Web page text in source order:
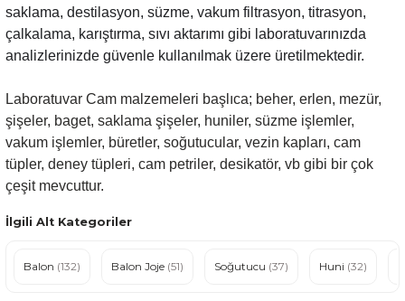
saklama, destilasyon, süzme, vakum filtrasyon, titrasyon,
çalkalama, karıştırma, sıvı aktarımı gibi laboratuvarınızda
analizlerinizde güvenle kullanılmak üzere üretilmektedir.
Laboratuvar Cam malzemeleri başlıca; beher, erlen, mezür,
şişeler, baget, saklama şişeler, huniler, süzme işlemler,
vakum işlemler, büretler, soğutucular, vezin kapları, cam
tüpler, deney tüpleri, cam petriler, desikatör, vb gibi bir çok
çeşit mevcuttur.
İlgili Alt Kategoriler
Balon (132) Balon Joje (51) Soğutucu (37) Huni (32)